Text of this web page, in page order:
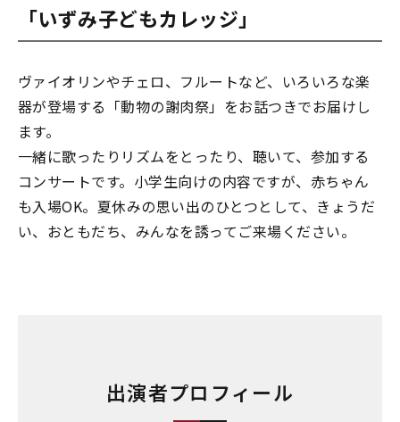
「いずみ子どもカレッジ」
ヴァイオリンやチェロ、フルートなど、いろいろな楽
器が登場する「動物の謝肉祭」をお話つきでお届けし
ます。
一緒に歌ったりリズムをとったり、聴いて、参加する
コンサートです。小学生向けの内容ですが、赤ちゃん
も入場OK。夏休みの思い出のひとつとして、きょうだ
い、おともだち、みんなを誘ってご来場ください。
出演者プロフィール